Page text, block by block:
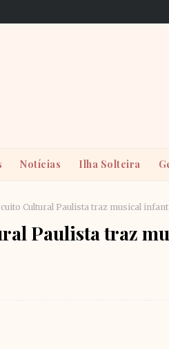
Notícias Ilha Solteira
Cultural Paulista traz musical
Paulista traz